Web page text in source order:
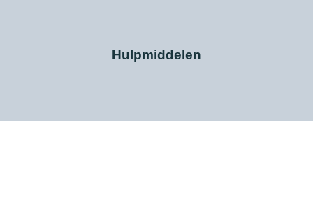
Hulpmiddelen